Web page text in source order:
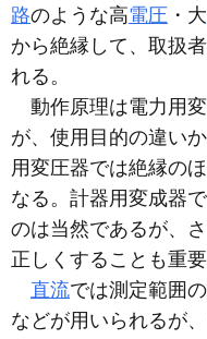
路のような高電圧 ・大
から絶縁して、取扱
れる。
動作原理は電力用
が、使用目的の違い
用変圧器では絶縁のほ
なる。計器用変成器
のは当然であるが、
正しくすることも重要
直流では測定範囲
などが用いられるが